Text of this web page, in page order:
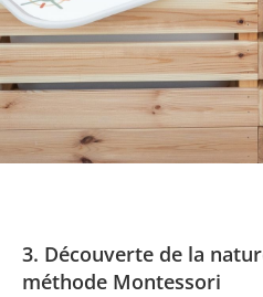
3. Découverte de la
méthode Montessori